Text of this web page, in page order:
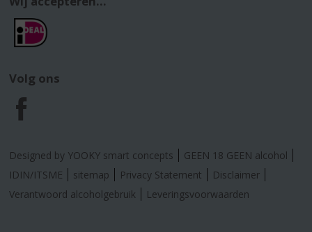
Volg ons
F
a
c
Designed by YOOKY smart concepts
GEEN 18 GEEN alcohol
IDIN/ITSME
sitemap Privacy Statement
Disclaimer
Verantwoord alcoholgebruik
Leveringsvoorwaarden